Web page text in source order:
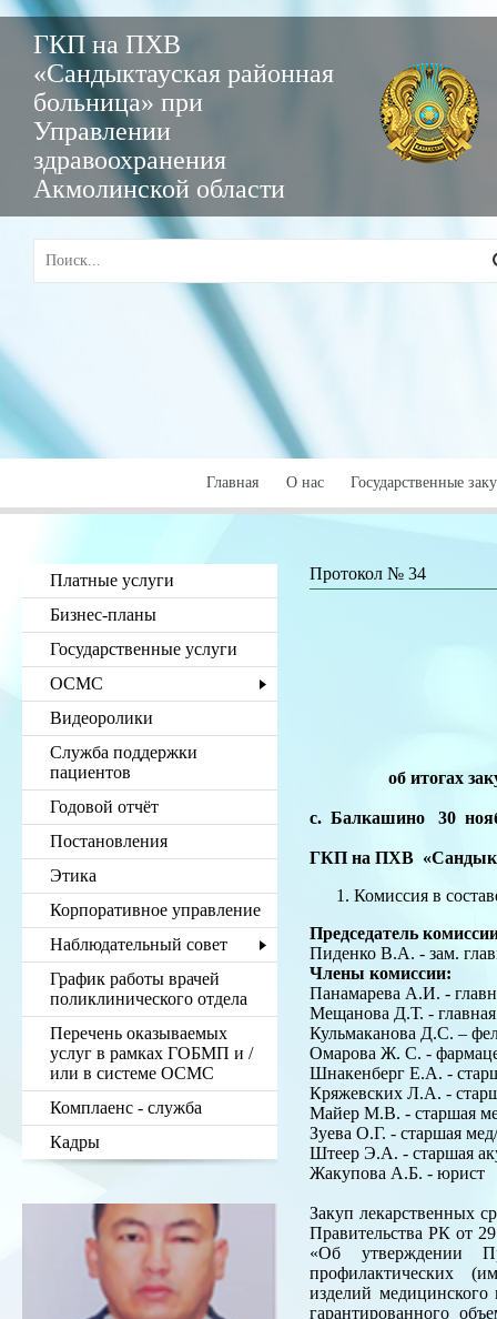
ГКП на ПХВ
«Сандыктауская районная
больница» при
Управлении
здравоохранения
Акмолинской области
Главная О нас Государственные
Платные услуги
Бизнес-планы
Государственные услуги
ОСМС
Видеоролики
Служба поддержки
пациентов
Годовой отчёт
Постановления
Этика
Корпоративное управление
Наблюдательный совет
График работы врачей
поликлинического отдела
Перечень оказываемых
услуг в рамках ГОБМП и /
или в системе ОСМС
Комплаенс - служба
Кадры
Протокол № 34
об итогах
с. Балкашино 30
ГКП на ПХВ
Комиссия в
Председатель
Пиденко В.А. - зам.
Члены комиссии:
Панамарева А.И. -
Мещанова Д.Т. - главная
Кульмаканова Д.С. –
Омарова Ж. С. -
Шнакенберг Е.А. -
Кряжевских Л.А. -
Майер М.В. - старшая
Зуева О.Г. - старшая
Штеер Э.А. - старшая
Жакупова А.Б. - юрист
Закуп лекарственных
Правительства РК от
«Об утверждении
профилактических
изделий
гарантированного